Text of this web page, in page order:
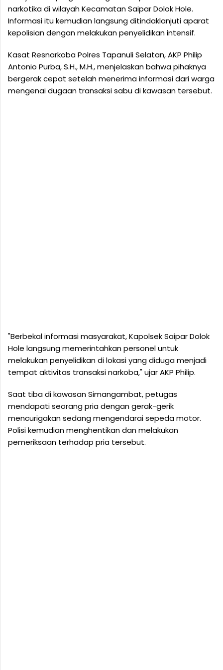
narkotika di wilayah Kecamatan Saipar Dolok Hole.
Informasi itu kemudian langsung ditindaklanjuti aparat
kepolisian dengan melakukan penyelidikan intensif.
Kasat Resnarkoba Polres Tapanuli Selatan, AKP Philip
Antonio Purba, S.H., M.H., menjelaskan bahwa pihaknya
bergerak cepat setelah menerima informasi dari warga
mengenai dugaan transaksi sabu di kawasan tersebut.
"Berbekal informasi masyarakat, Kapolsek Saipar Dolok
Hole langsung memerintahkan personel untuk
melakukan penyelidikan di lokasi yang diduga menjadi
tempat aktivitas transaksi narkoba," ujar AKP Philip.
Saat tiba di kawasan Simangambat, petugas
mendapati seorang pria dengan gerak-gerik
mencurigakan sedang mengendarai sepeda motor.
Polisi kemudian menghentikan dan melakukan
pemeriksaan terhadap pria tersebut.